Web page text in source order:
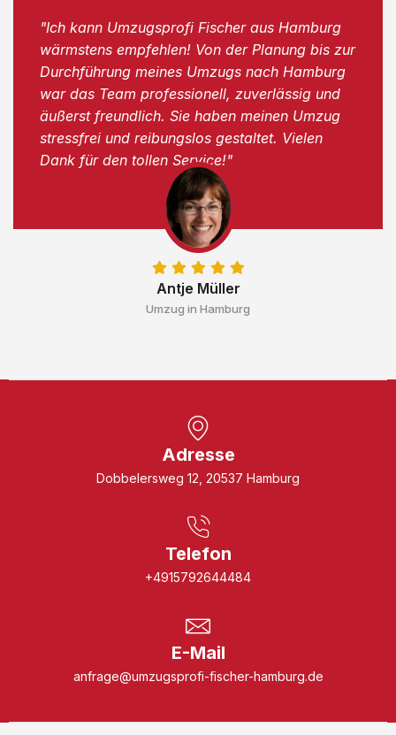
Antje Müller
Umzug in Hamburg
"Ich kann Umzugsprofi Fischer aus Hamburg
wärmstens empfehlen! Von der Planung bis zur
Durchführung meines Umzugs nach Hamburg
war das Team professionell, zuverlässig und
äußerst freundlich. Sie haben meinen Umzug
stressfrei und reibungslos gestaltet. Vielen
Dank für den tollen Service!"
Adresse
Dobbelersweg 12, 20537 Hamburg
Telefon
+4915792644484
E-Mail
anfrage@umzugsprofi-fischer-hamburg.de